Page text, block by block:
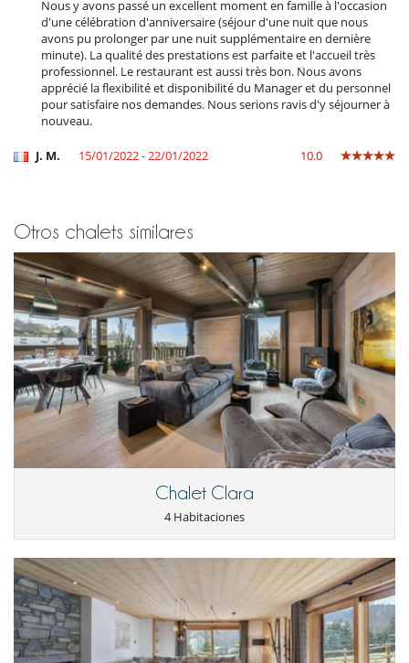
Libros
Piscina climatizada
Piscina compartida
Piscina con filtración de cloro
Sala de juegos
Sauna
Para su comodidad y agrado
Salón TV
Bed & Breakfast
Servicios de resort y entretenimiento
Spa
Nous y avons passé un excellent moment en famille à l'occasion
d'une célébration d'anniversaire (séjour d'une nuit que nous
avons pu prolonger par une nuit supplémentaire en dernière
minute). La qualité des prestations est parfaite et l'accueil très
professionnel. Le restaurant est aussi très bon. Nous avons
apprécié la flexibilité et disponibilité du Manager et du personnel
pour satisfaire nos demandes. Nous serions ravis d'y séjourner à
nouveau.
J. M. 15/01/2022 - 22/01/2022 10.0
Otros chalets similares
Chalet Clara
4 Habitaciones